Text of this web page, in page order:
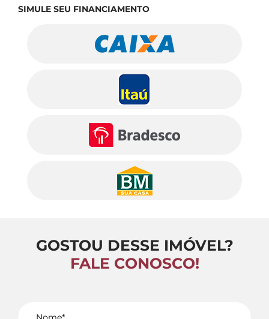
SIMULE SEU FINANCIAMENTO
GOSTOU DESSE IMÓVEL?
FALE CONOSCO!